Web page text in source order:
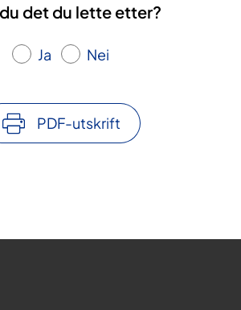
det du lette etter?
Ja Nei
PDF-utskrift